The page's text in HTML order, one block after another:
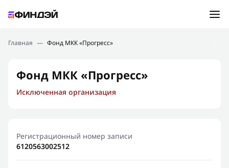
Подбор займа
Новости
Финансовое просвещение
Главная — Фонд МКК «Прогресс»
Фонд МКК «Прогресс»
Исключенная организация
Регистрационный номер записи
6120563002512
Ошибка:Контактная форма не найдена.
Спасибо, что написали нам
Мы свяжемся с Вами в ближайшее время и сообщим
результат
Отправить новый запрос